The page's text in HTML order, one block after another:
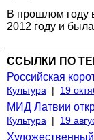
В прошлом году
2012 году и
ССЫЛКИ ПО
Российская
Культура | 19
МИД Латвии
Культура | 19